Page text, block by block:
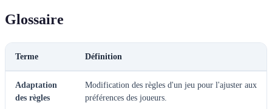
Glossaire
Terme Définition
Adaptation
des règles
Modification des règles d'un jeu pour l'ajuster aux
préférences des joueurs.